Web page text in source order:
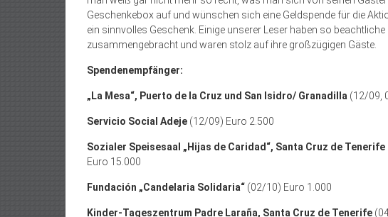
Geschenkebox auf und wünschen sich eine Geldspende für die
ein sinnvolles Geschenk. Einige unserer Leser haben so
zusammengebracht und waren stolz auf ihre großzügigen Gäste.
Spendenempfänger:
„La Mesa“, Puerto de la Cruz und San Isi­dro/­ Granadilla (12/09,
Servicio Social Adeje (12/09) Euro 2.500
Sozialer Speisesaal „Hijas de Caridad“, Santa Cruz de Tenerife
Euro 15.000
Fundación „Candelaria Solidaria“ (02/10) Euro 1.000
Kinder-Tageszentrum Padre Laraña, Santa Cruz de Tenerife